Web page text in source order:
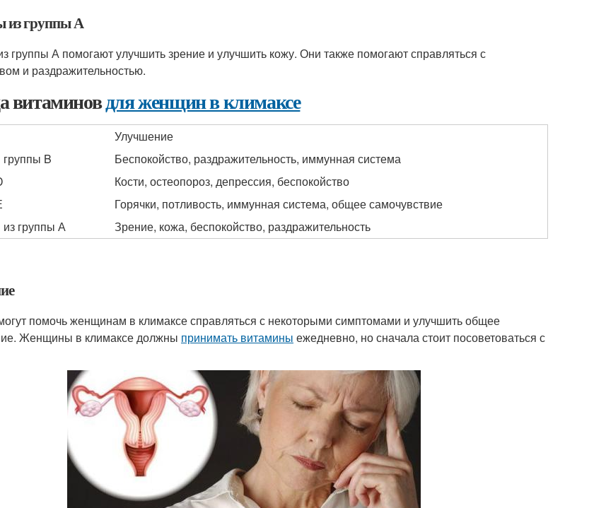
из группы А
группы А помогают улучшить зрение и улучшить кожу. Они также помогают справляться с
и раздражительностью.
витаминовдля женщин в климаксе
Улучшение
B
Беспокойство, раздражительность, иммунная система
Кости, остеопороз, депрессия, беспокойство
Горячки, потливость, иммунная система, общее самочувствие
группы А
Зрение, кожа, беспокойство, раздражительность
помочь женщинам в климаксе справляться с некоторыми симптомами и улучшить общее
Женщины в климаксе должны принимать витамины ежедневно, но сначала стоит посоветоваться с